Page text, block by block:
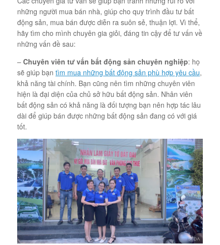
những người mua bán nhà, giúp cho quy trình đầu tư bất
động sản, mua bán được diễn ra suôn sẻ, thuận lợi. Vì thể,
hãy tìm cho mình chuyên gia giỏi, đáng tin cậy để tư vấn về
những vấn đề sau:
– Chuyên viên tư vấn bất động sản chuyên nghiệp: họ
sẽ giúp bạn tìm mua những bất động sản phù hợp yêu cầu,
khả năng tài chính. Bạn cũng nên tìm những chuyên viên
hiện là đại diện của chủ sở hữu bất động sản. Nhân viên
bất động sản có khả năng là đối tượng bạn nên hợp tác lâu
dài để giúp bán được những bất động sản đang có với giá
tốt.